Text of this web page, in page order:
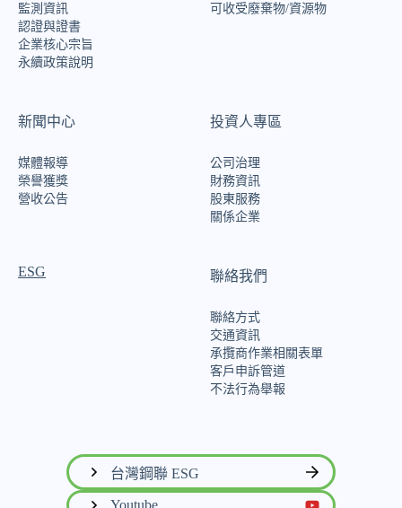
監測資訊
認證與證書
企業核心宗旨
永續政策說明
可收受廢棄物/資源物
新聞中心
媒體報導
榮譽獲獎
營收公告
投資人專區
公司治理
財務資訊
股東服務
關係企業
ESG 聯絡我們
聯絡方式
交通資訊
承攬商作業相關表單
客戶申訴管道
不法行為舉報
台灣鋼聯 ESG
Youtube